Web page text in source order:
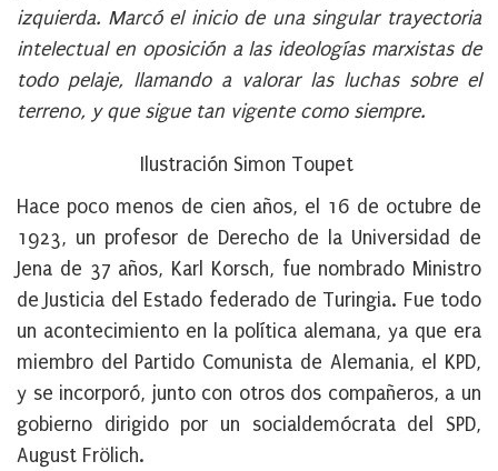
izquierda. Marcó el inicio de una singular trayectoria
intelectual en oposición a las ideologías marxistas de
todo pelaje, llamando a valorar las luchas sobre el
terreno, y que sigue tan vigente como siempre.
Ilustración Simon Toupet
Hace poco menos de cien años, el 16 de octubre de
1923, un profesor de Derecho de la Universidad de
Jena de 37 años, Karl Korsch, fue nombrado Ministro
de Justicia del Estado federado de Turingia. Fue todo
un acontecimiento en la política alemana, ya que era
miembro del Partido Comunista de Alemania, el KPD,
y se incorporó, junto con otros dos compañeros, a un
gobierno dirigido por un socialdemócrata del SPD,
August Frölich.